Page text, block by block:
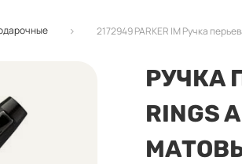
2172949 PARKER IM Ручка
РУЧКА
RINGS